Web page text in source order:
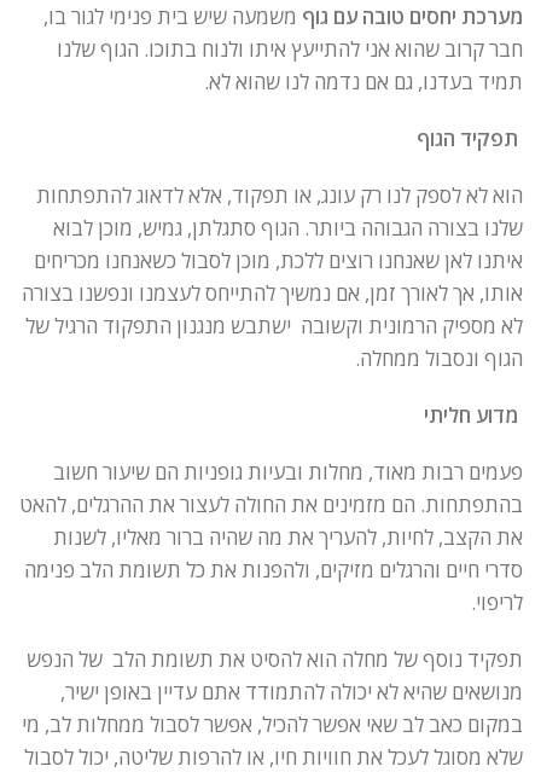
מערכת יחסים טובה עם גוף משמעה שיש בית פנימי לגור בו,
חבר קרוב שהוא אני להתייעץ איתו ולנוח בתוכו. הגוף שלנו
תמיד בעדנו, גם אם נדמה לנו שהוא לא.
תפקיד הגוף
הוא לא לספק לנו רק עונג, או תפקוד, אלא לדאוג להתפתחות
שלנו בצורה הגבוהה ביותר. הגוף סתגלתן, גמיש, מוכן לבוא
איתנו לאן שאנחנו רוצים ללכת, מוכן לסבול כשאנחנו מכריחים
אותו, אך לאורך זמן, אם נמשיך להתייחס לעצמנו ונפשנו בצורה
לא מספיק הרמונית וקשובה ישתבש מנגנון התפקוד הרגיל של
הגוף ונסבול ממחלה.
מדוע חליתי
פעמים רבות מאוד, מחלות ובעיות גופניות הם שיעור חשוב
בהתפתחות. הם מזמינים את החולה לעצור את ההרגלים, להאט
את הקצב, לחיות, להעריך את מה שהיה ברור מאליו, לשנות
סדרי חיים והרגלים מזיקים, ולהפנות את כל תשומת הלב פנימה
לריפוי.
תפקיד נוסף של מחלה הוא להסיט את תשומת הלב של הנפש
מנושאים שהיא לא יכולה להתמודד אתם עדיין באופן ישיר,
במקום כאב לב שאי אפשר להכיל, אפשר לסבול ממחלות לב, מי
שלא מסוגל לעכל את חוויות חיו, או להרפות שליטה, יכול לסבול